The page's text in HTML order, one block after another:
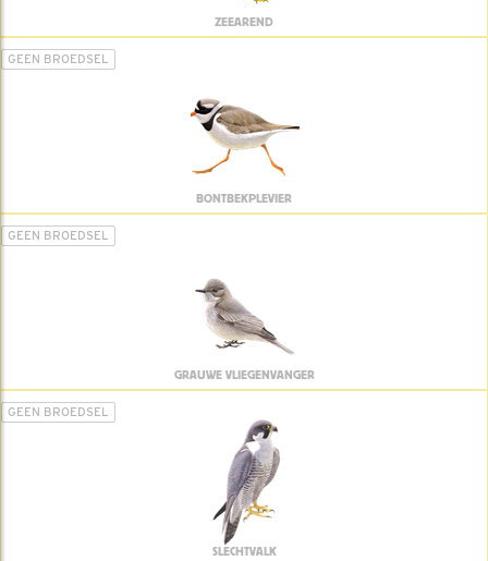
ZEEAREND
GEEN BROEDSEL
BONTBEKPLEVIER
GEEN BROEDSEL
GRAUWE VLIEGENVANGER
GEEN BROEDSEL
SLECHTVALK